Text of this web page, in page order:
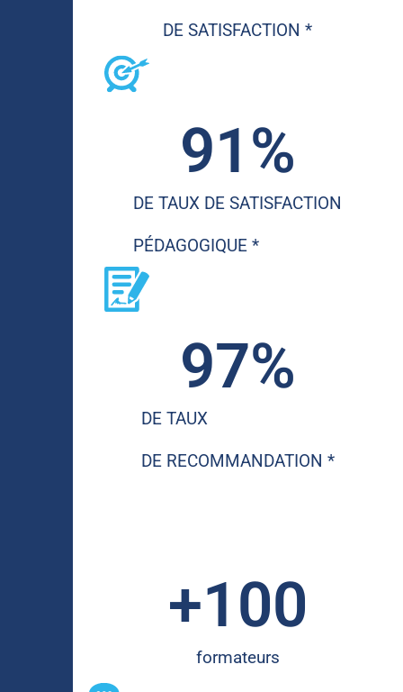
DE SATISFACTION *
DE TAUX DE SATISFACTION
PÉDAGOGIQUE *
91%
DE TAUX
DE RECOMMANDATION *
97%
formateurs
+100